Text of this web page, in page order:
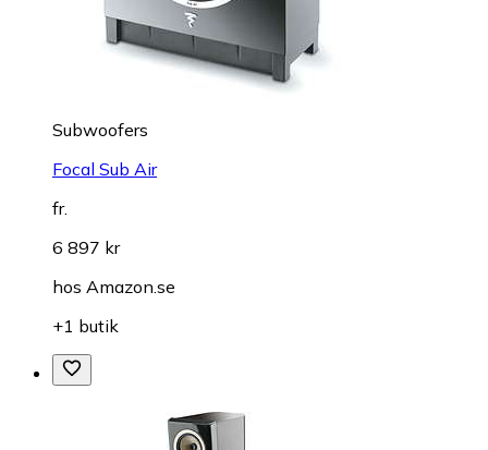
Subwoofers
Focal Sub Air
fr.
6 897 kr
hos Amazon.se
+1 butik